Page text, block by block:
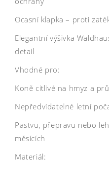
Ocasní klapka – proti
Elegantní výšivka
detail
Vhodné pro:
Koně citlivé na hmyz a
Nepředvídatelné letní
Pastvu, přepravu nebo
měsících
Materiál: